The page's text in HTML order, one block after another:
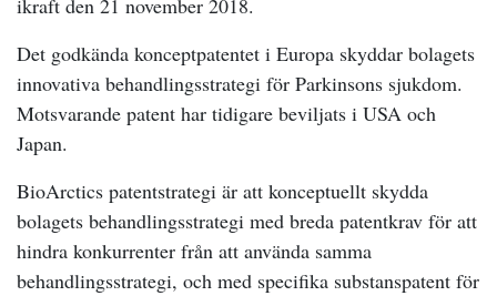
ikraft den 21 november 2018.
Det godkända konceptpatentet i Europa skyddar bolagets
innovativa behandlingsstrategi för Parkinsons sjukdom.
Motsvarande patent har tidigare beviljats i USA och
Japan.
BioArctics patentstrategi är att konceptuellt skydda
bolagets behandlingsstrategi med breda patentkrav för att
hindra konkurrenter från att använda samma
behandlingsstrategi, och med specifika substanspatent för